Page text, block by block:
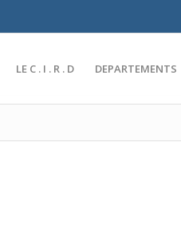
LE C . I . R . D DEPARTEMENTS